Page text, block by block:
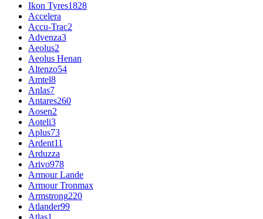
Ikon Tyres1828
Accelera
Accu-Trac2
Advenza3
Aeolus2
Aeolus Henan
Altenzo54
Amtel8
Anlas7
Antares260
Aosen2
Aoteli3
Aplus73
Ardent11
Arduzza
Arivo978
Armour Lande
Armour Tronmax
Armstrong220
Atlander99
Atlas1